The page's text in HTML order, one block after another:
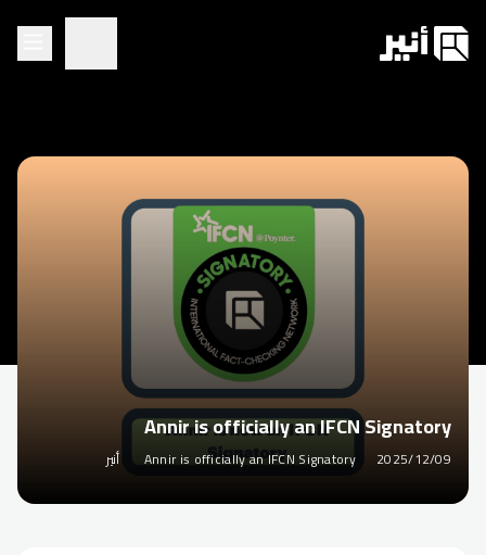
Annir is officially an IFCN Signatory
2025/12/09
Annir is officially an IFCN Signatory أنير